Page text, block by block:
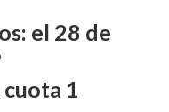
el 28 de
1